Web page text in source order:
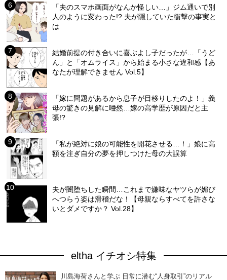
「夫のスマホ画面がなんか怪しい…」ジム通いで別
人のように変わった!? 夫が隠していた衝撃の事実と
は
結婚前提の付き合いに喜ぶよし子だったが…「うど
ん」と「オムライス」から始まる小さな違和感【あ
なたが理解できません Vol.5】
「嫁に問題があるから息子が目移りしたのよ！」義
母の驚きの見解に唖然…嫁の高学歴が原因だと主
張!?
「私が絶対に娘の可能性を開花させる…！」娘に高
額を注ぎ自分の夢を押しつけた母の大誤算
夫が闇堕ちした瞬間…これまで嫌味なヤツらが媚び
へつらう姿は滑稽だな！【母親ならすべてを許さな
いとダメですか？ Vol.28】
eltha イチオシ特集
川島海荷さんと学ぶ 日常に潜む“人身取引”のリアル